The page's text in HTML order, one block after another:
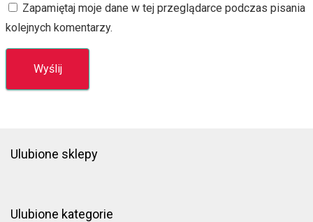
Zapamiętaj moje dane w tej przeglądarce podczas pisania
kolejnych komentarzy.
Ulubione sklepy
Ulubione kategorie